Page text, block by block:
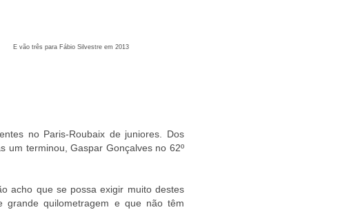
E vão três para Fábio Silvestre em 2013
no Paris-Roubaix de juniores. Dos
um terminou, Gaspar Gonçalves no 62º
acho que se possa exigir muito destes
grande quilometragem e que não têm